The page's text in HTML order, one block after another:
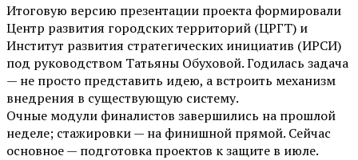
Итоговую версию презентации проекта формировали
Центр развития городских территорий (ЦРГТ) и
Институт развития стратегических инициатив (ИРСИ)
под руководством Татьяны Обуховой. Годилась задача
— не просто представить идею, а встроить механизм
внедрения в существующую систему.
Очные модули финалистов завершились на прошлой
неделе; стажировки — на финишной прямой. Сейчас
основное — подготовка проектов к защите в июле.